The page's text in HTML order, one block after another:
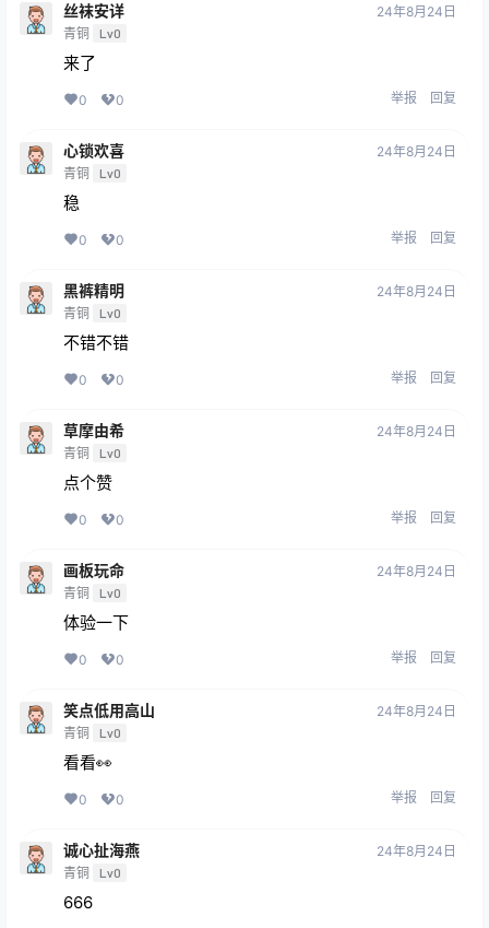
丝袜安详
青铜 Lv0
24年8月24日
来了
0 0 举报 回复
心锁欢喜
青铜 Lv0
24年8月24日
稳
0 0 举报 回复
黑裤精明
青铜 Lv0
24年8月24日
不错不错
0 0 举报 回复
草摩由希
青铜 Lv0
24年8月24日
点个赞
0 0 举报 回复
画板玩命
青铜 Lv0
24年8月24日
体验一下
0 0 举报 回复
笑点低用高山
青铜 Lv0
24年8月24日
看看👀
0 0 举报 回复
诚心扯海燕
青铜 Lv0
24年8月24日
666